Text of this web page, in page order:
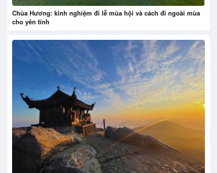
Chùa Hương: kinh nghiệm đi lễ mùa hội và cách đi ngoài mùa
cho yên tĩnh